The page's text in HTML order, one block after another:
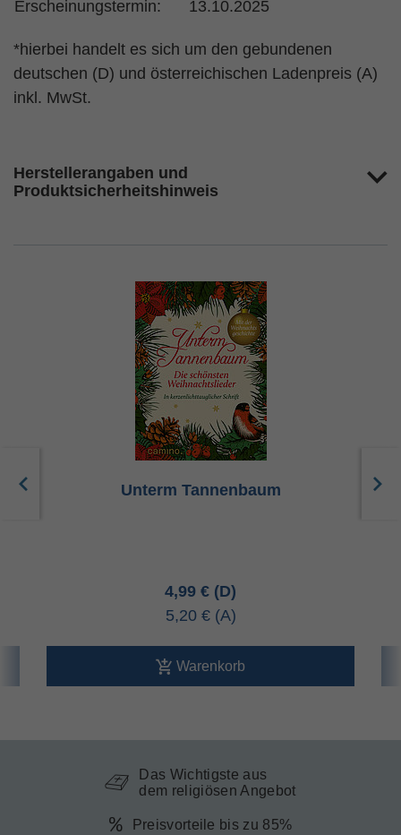
Erscheinungstermin: 13.10.2025
*hierbei handelt es sich um den gebundenen
deutschen (D) und österreichischen Ladenpreis (A)
inkl. MwSt.
Herstellerangaben und
Produktsicherheitshinweis
Unterm Tannenbaum
4,99 €
5,20 €
Warenkorb
Das Wichtigste aus
dem religiösen Angebot
Preisvorteile bis zu 85%